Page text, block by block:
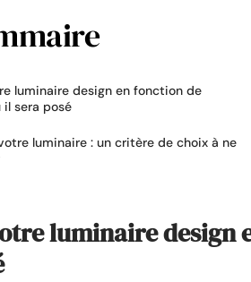
luminaire design en fonction de
il sera posé
luminaire : un critère de choix à ne
luminaire design